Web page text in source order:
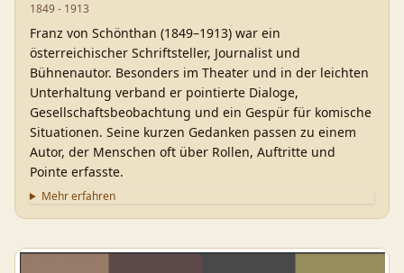
1849 - 1913
Franz von Schönthan (1849–1913) war ein
österreichischer Schriftsteller, Journalist und
Bühnenautor. Besonders im Theater und in der leichten
Unterhaltung verband er pointierte Dialoge,
Gesellschaftsbeobachtung und ein Gespür für komische
Situationen. Seine kurzen Gedanken passen zu einem
Autor, der Menschen oft über Rollen, Auftritte und
Pointe erfasste.
Mehr erfahren